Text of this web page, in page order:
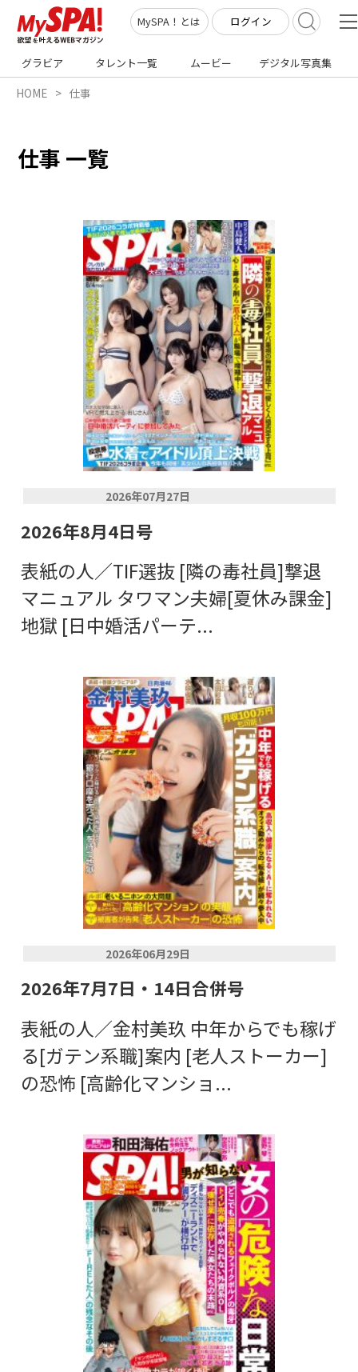
MySPA！とは ログイン
グラビア タレント一覧 ムービー デジタル写真集
HOME 仕事
仕事 一覧
2026年07月27日
2026年8月4日号
表紙の人／TIF選抜 [隣の毒社員]撃退
マニュアル タワマン夫婦[夏休み課金]
地獄 [日中婚活パーテ...
2026年06月29日
2026年7月7日・14日合併号
表紙の人／金村美玖 中年からでも稼げ
る[ガテン系職]案内 [老人ストーカー]
の恐怖 [高齢化マンショ...